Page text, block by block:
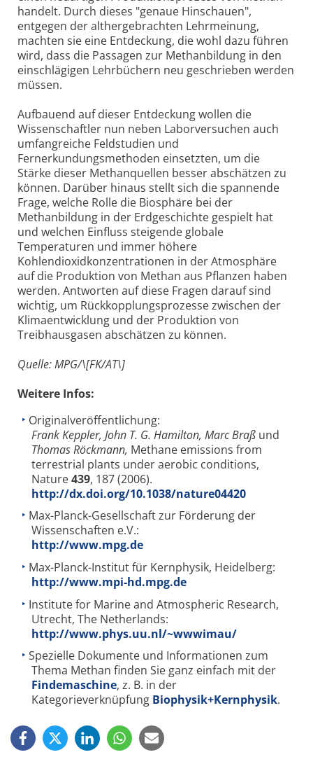
handelt. Durch dieses "genaue Hinschauen",
entgegen der althergebrachten Lehrmeinung,
machten sie eine Entdeckung, die wohl dazu führen
wird, dass die Passagen zur Methanbildung in den
einschlägigen Lehrbüchern neu geschrieben werden
müssen.
Aufbauend auf dieser Entdeckung wollen die
Wissenschaftler nun neben Laborversuchen auch
umfangreiche Feldstudien und
Fernerkundungsmethoden einsetzten, um die
Stärke dieser Methanquellen besser abschätzen zu
können. Darüber hinaus stellt sich die spannende
Frage, welche Rolle die Biosphäre bei der
Methanbildung in der Erdgeschichte gespielt hat
und welchen Einfluss steigende globale
Temperaturen und immer höhere
Kohlendioxidkonzentrationen in der Atmosphäre
auf die Produktion von Methan aus Pflanzen haben
werden. Antworten auf diese Fragen darauf sind
wichtig, um Rückkopplungsprozesse zwischen der
Klimaentwicklung und der Produktion von
Treibhausgasen abschätzen zu können.
Quelle: MPG/\[FK/AT\]
Weitere Infos:
Originalveröffentlichung:
Frank Keppler, John T. G. Hamilton, Marc Braß und
Thomas Röckmann, Methane emissions from
terrestrial plants under aerobic conditions,
Nature439, 187 (2006).
http://dx.doi.org/10.1038/nature04420
Max-Planck-Gesellschaft zur Förderung der
Wissenschaften e.V.:
http://www.mpg.de
Max-Planck-Institut für Kernphysik, Heidelberg:
http://www.mpi-hd.mpg.de
Institute for Marine and Atmospheric Research,
Utrecht, The Netherlands:
http://www.phys.uu.nl/~wwwimau/
Spezielle Dokumente und Informationen zum
Thema Methan finden Sie ganz einfach mit der
Findemaschine, z. B. in der
Kategorieverknüpfung Biophysik+Kernphysik.